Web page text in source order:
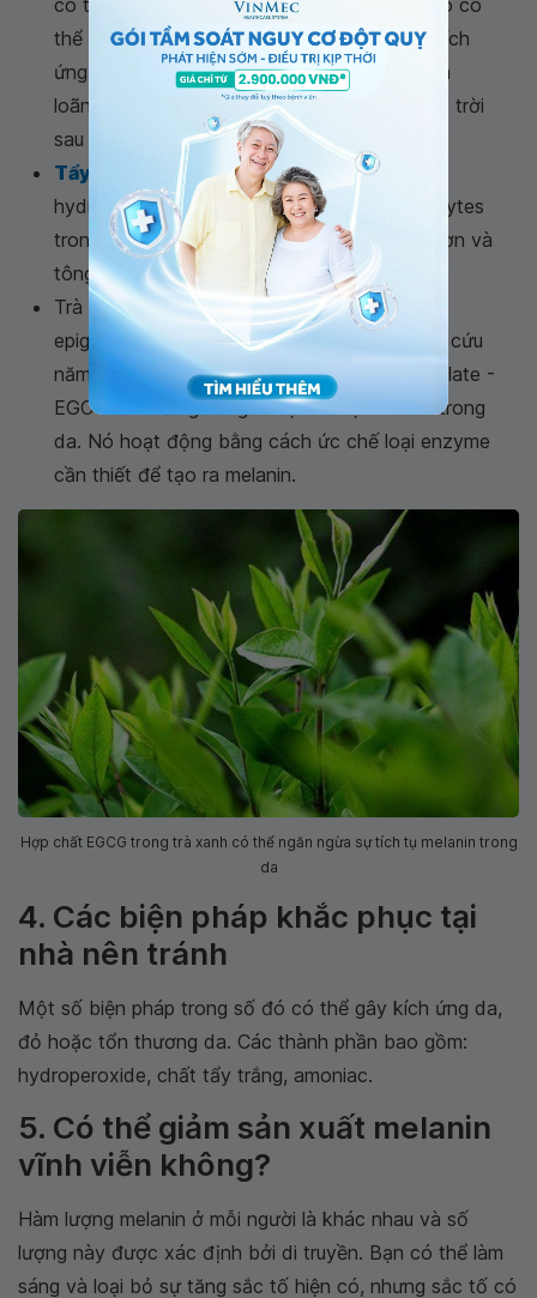
thể gây ảnh hưởng cho da chẳng hạn như kích
ứng da. Nên sử dụng nước chanh khi đã pha
loãng và đặc biệt là phải tránh ánh nắng mặt trời
sau khi sử dụng.
Tẩy trắng da: sản phẩm tẩy trắng da như
hydroquinone sẽ làm giảm số lượng melanocytes
trong da. Cho nên , kết quả là làn da sáng hơn và
tông màu da đều hơn.
Trà xanh: Có chứa hợp chất gọi là
epigallocatechin gallate (EGCG). Một nghiên cứu
năm 2015 cho thấy rằng epigallocatechin gallate -
EGCG có thể ngăn ngừa sự tích tụ melanin trong
da. Nó hoạt động bằng cách ức chế loại enzyme
cần thiết để tạo ra melanin.
Hợp chất EGCG trong trà xanh có thể ngăn ngừa sự tích tụ melanin trong
da
4. Các biện pháp khắc phục tại
nhà nên tránh
Một số biện pháp trong số đó có thể gây kích ứng da,
đỏ hoặc tổn thương da. Các thành phần bao gồm:
hydroperoxide, chất tẩy trắng, amoniac.
5. Có thể giảm sản xuất melanin
vĩnh viễn không?
Hàm lượng melanin ở mỗi người là khác nhau và số
lượng này được xác định bởi di truyền. Bạn có thể làm
sáng và loại bỏ sự tăng sắc tố hiện có, nhưng sắc tố có